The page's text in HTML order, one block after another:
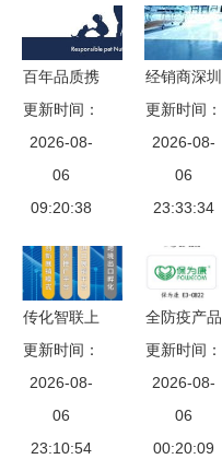
百年品质携
手中国深耕
克劳德医生
宠物医药进
入中国市场
更新时间：
2026-08-
06
09:20:38
经销商深圳
市新奥汽车
贸易 深耕
产业链，国
内贸易代理
升级
更新时间：
2026-08-
06
23:33:34
传化智联上
合跨境电商
运营中心亮
相青跨会，
重磅产品
更新时间：
2026-08-
06
23:10:54
全防疫产品
生产企业集
体亮相第
100届劳保
会，国内贸
更新时间：
2026-08-
06
00:20:09